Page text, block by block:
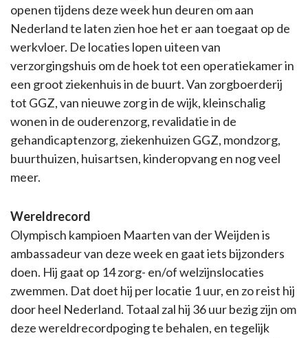
openen tijdens deze week hun deuren om aan
Nederland te laten zien hoe het er aan toegaat op de
werkvloer. De locaties lopen uiteen van
verzorgingshuis om de hoek tot een operatiekamer in
een groot ziekenhuis in de buurt. Van zorgboerderij
tot GGZ, van nieuwe zorg in de wijk, kleinschalig
wonen in de ouderenzorg, revalidatie in de
gehandicaptenzorg, ziekenhuizen GGZ, mondzorg,
buurthuizen, huisartsen, kinderopvang en nog veel
meer.
Wereldrecord
Olympisch kampioen Maarten van der Weijden is
ambassadeur van deze week en gaat iets bijzonders
doen. Hij gaat op 14 zorg- en/of welzijnslocaties
zwemmen. Dat doet hij per locatie 1 uur, en zo reist hij
door heel Nederland. Totaal zal hij 36 uur bezig zijn om
deze wereldrecordpoging te behalen, en tegelijk